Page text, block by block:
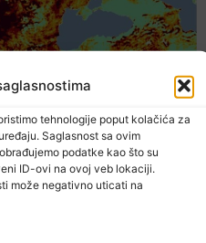
tehnologije poput kolačića za
Saglasnost sa ovim
podatke kao što su
ID-ovi na ovoj veb lokaciji.
može negativno uticati na